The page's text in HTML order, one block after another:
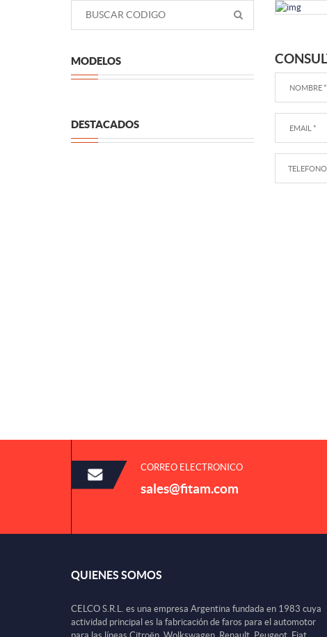
MODELOS
DESTACADOS
CORREO ELECTRONICO
sales@fitam.com
QUIENES SOMOS
CELCO S.R.L. es una empresa Argentina fundada en 1983 cuya
actividad principal es la fabricación de faros para el automotor